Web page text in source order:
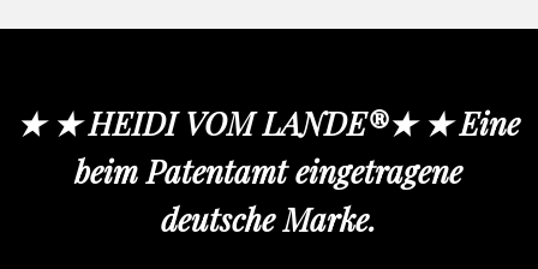
★ ★ HEIDI VOM LANDE®★ ★ Eine
beim Patentamt eingetragene
deutsche Marke.